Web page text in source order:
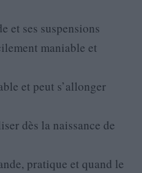
et ses suspensions
maniable et
et peut s’allonger
dès la naissance de
pratique et quand le